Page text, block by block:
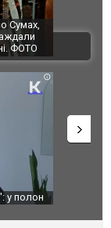
Сумах,
ФОТО
За 2000
склад
у полон
Одесу
ураганним